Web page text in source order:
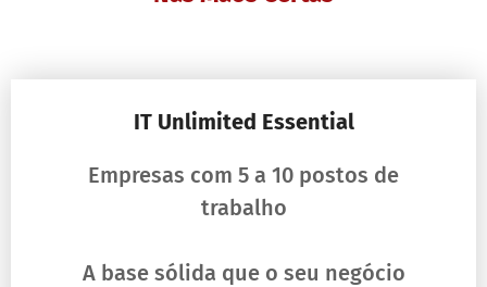
IT Unlimited Essential
Empresas com 5 a 10 postos de
trabalho
A base sólida que o seu negócio